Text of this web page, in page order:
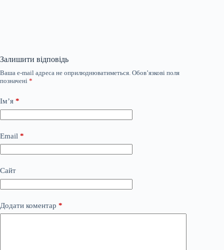
Залишити відповідь
Ваша e-mail адреса не оприлюднюватиметься. Обов’язкові поля
позначені *
Ім’я *
Email *
Сайт
Додати коментар *